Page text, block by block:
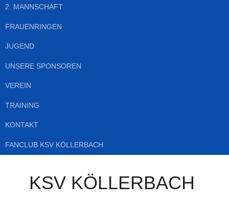
2. MANNSCHAFT
FRAUENRINGEN
JUGEND
UNSERE SPONSOREN
VEREIN
TRAINING
KONTAKT
FANCLUB KSV KÖLLERBACH
KSV KÖLLERBACH